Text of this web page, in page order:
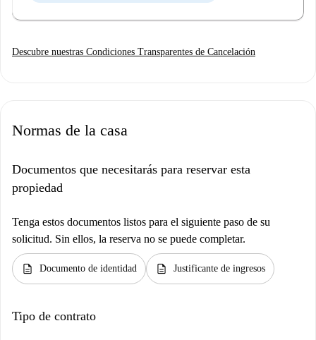
Descubre nuestras Condiciones Transparentes de Cancelación
Normas de la casa
Documentos que necesitarás para reservar esta
propiedad
Tenga estos documentos listos para el siguiente paso de su
solicitud. Sin ellos, la reserva no se puede completar.
description Documento de identidad description Justificante de ingresos
Tipo de contrato